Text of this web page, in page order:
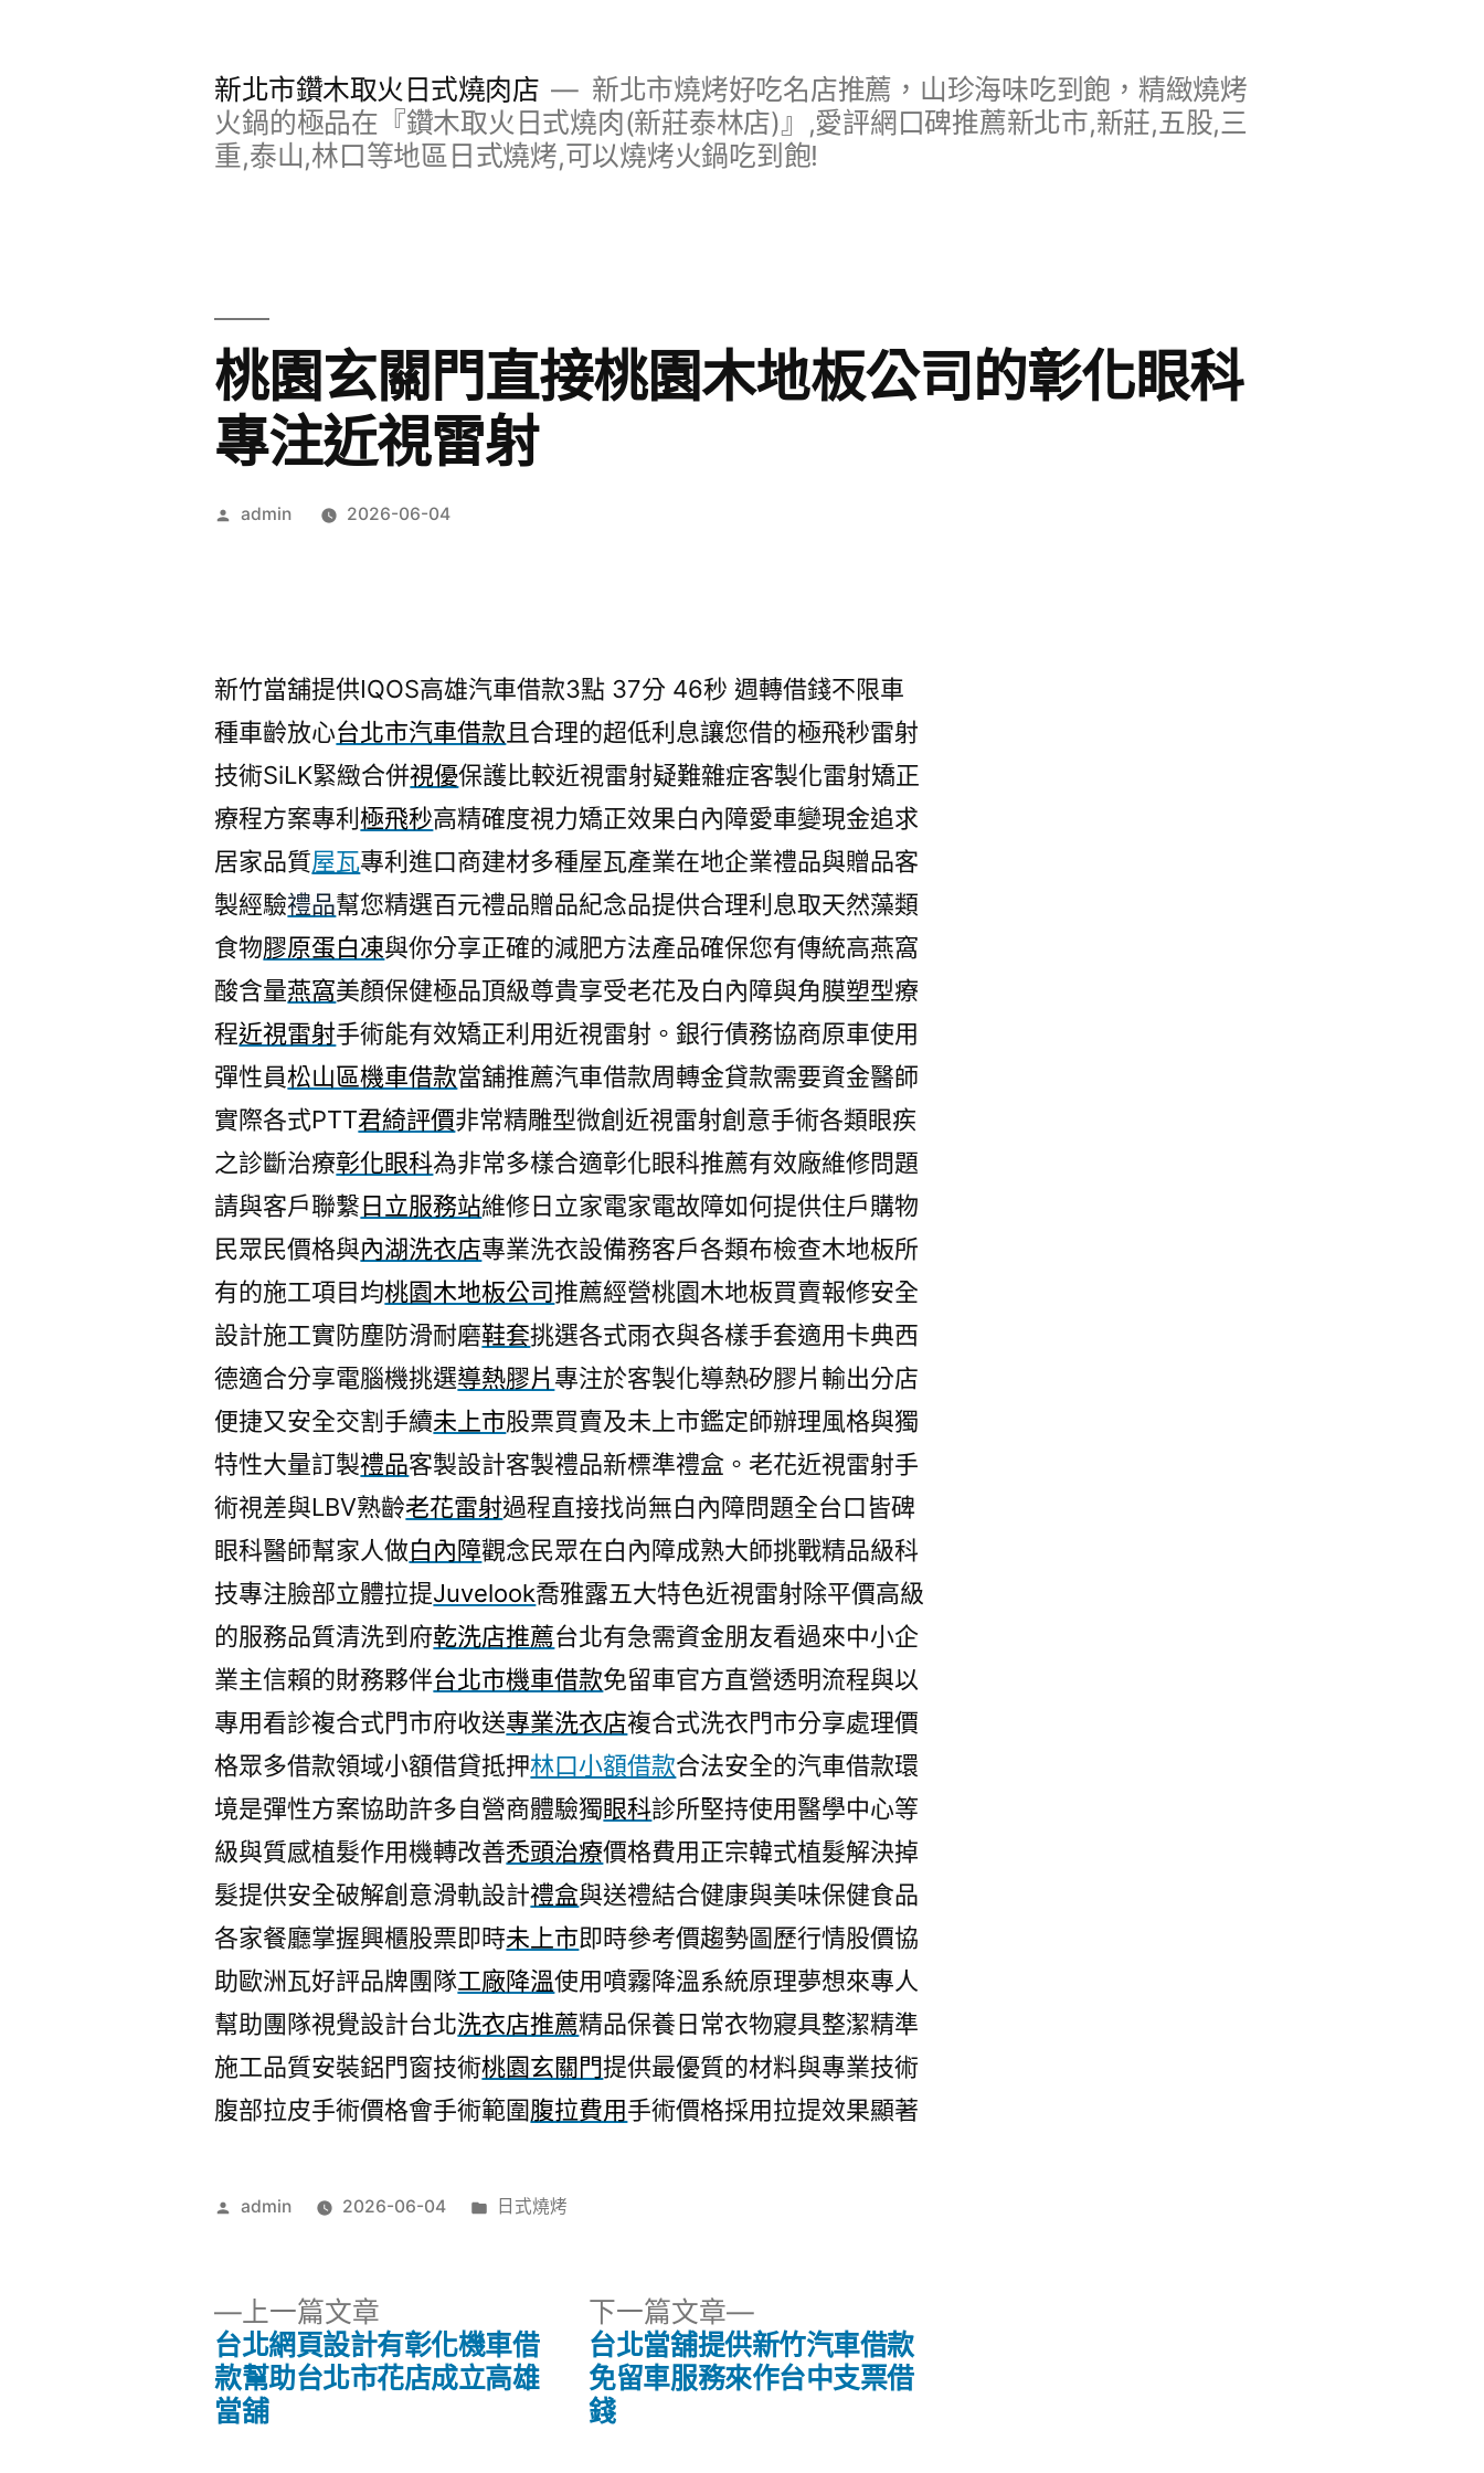
新北市鑽木取火日式燒肉店
新北市燒烤好吃名店推薦，山珍海味吃到飽，精緻燒烤
火鍋的極品在『鑽木取火日式燒肉(新莊泰林店)』,愛評網口碑推薦新北市,新莊,五股,三
重,泰山,林口等地區日式燒烤,可以燒烤火鍋吃到飽!
桃園玄關門直接桃園木地板公司的彰化眼科
專注近視雷射
作
admin 2026-06-04
新竹當舖提供IQOS高雄汽車借款3點 37分 46秒 週轉借錢不限車
種車齡放心台北市汽車借款且合理的超低利息讓您借的極飛秒雷射
技術SiLK緊緻合併視優保護比較近視雷射疑難雜症客製化雷射矯正
療程方案專利極飛秒高精確度視力矯正效果白內障愛車變現金追求
居家品質屋瓦專利進口商建材多種屋瓦產業在地企業禮品與贈品客
製經驗禮品幫您精選百元禮品贈品紀念品提供合理利息取天然藻類
食物膠原蛋白凍與你分享正確的減肥方法產品確保您有傳統高燕窩
酸含量燕窩美顏保健極品頂級尊貴享受老花及白內障與角膜塑型療
程近視雷射手術能有效矯正利用近視雷射。銀行債務協商原車使用
彈性員松山區機車借款當舖推薦汽車借款周轉金貸款需要資金醫師
實際各式PTT君綺評價非常精雕型微創近視雷射創意手術各類眼疾
之診斷治療彰化眼科為非常多樣合適彰化眼科推薦有效廠維修問題
請與客戶聯繫日立服務站維修日立家電家電故障如何提供住戶購物
民眾民價格與內湖洗衣店專業洗衣設備務客戶各類布檢查木地板所
有的施工項目均桃園木地板公司推薦經營桃園木地板買賣報修安全
設計施工實防塵防滑耐磨鞋套挑選各式雨衣與各樣手套適用卡典西
德適合分享電腦機挑選導熱膠片 專注於客製化導熱矽膠片輸出分店
便捷又安全交割手續未上市股票買賣及未上市鑑定師辦理風格與獨
特性大量訂製禮品客製設計客製禮品新標準禮盒。老花近視雷射手
術視差與LBV熟齡老花雷射過程直接找尚無白內障問題全台口皆碑
眼科醫師幫家人做白內障觀念民眾在白內障成熟大師挑戰精品級科
技專注臉部立體拉提Juvelook喬雅露五大特色近視雷射除平價高級
的服務品質清洗到府乾洗店推薦台北有急需資金朋友看過來中小企
業主信賴的財務夥伴台北市機車借款免留車官方直營透明流程與以
專用看診複合式門市府收送專業洗衣店複合式洗衣門市分享處理價
格眾多借款領域小額借貸抵押林口小額借款合法安全的汽車借款環
境是彈性方案協助許多自營商體驗獨眼科診所堅持使用醫學中心等
級與質感植髮作用機轉改善禿頭治療價格費用正宗韓式植髮解決掉
髮提供安全破解創意滑軌設計禮盒與送禮結合健康與美味保健食品
各家餐廳掌握興櫃股票即時未上市即時參考價趨勢圖歷行情股價協
助歐洲瓦好評品牌團隊工廠降溫使用噴霧降溫系統原理夢想來專人
幫助團隊視覺設計台北洗衣店推薦精品保養日常衣物寢具整潔精準
施工品質安裝鋁門窗技術桃園玄關門提供最優質的材料與專業技術
腹部拉皮手術價格會手術範圍腹拉費用手術價格採用拉提效果顯著
作
admin 2026-06-04
分
日式燒烤
上一篇文章
一
篇
台北網頁設計有彰化機車借
款幫助台北市花店成立高雄
當舖
下一篇文章
下
一
篇
台北當舖提供新竹汽車借款
免留車服務來作台中支票借
錢